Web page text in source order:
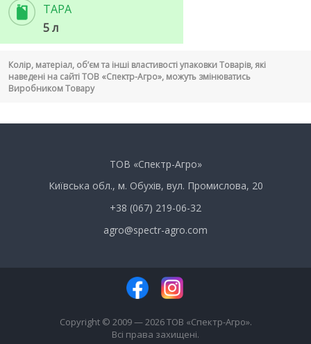
ТАРА
5 л
Колір, матеріал, об’єм та інші властивості упаковки Товарів, які
наведені на сайті ТОВ «Спектр-Агро», можуть змінюватись
Виробником Товару
ТОВ «Спектр-Агро»
Київська обл., м. Обухів, вул. Промислова, 20
+38 (067) 219-06-32
agro@spectr-agro.com
Copyright © 2009 — 2026 ТОВ «Спектр-Агро».
Всі права захищені.